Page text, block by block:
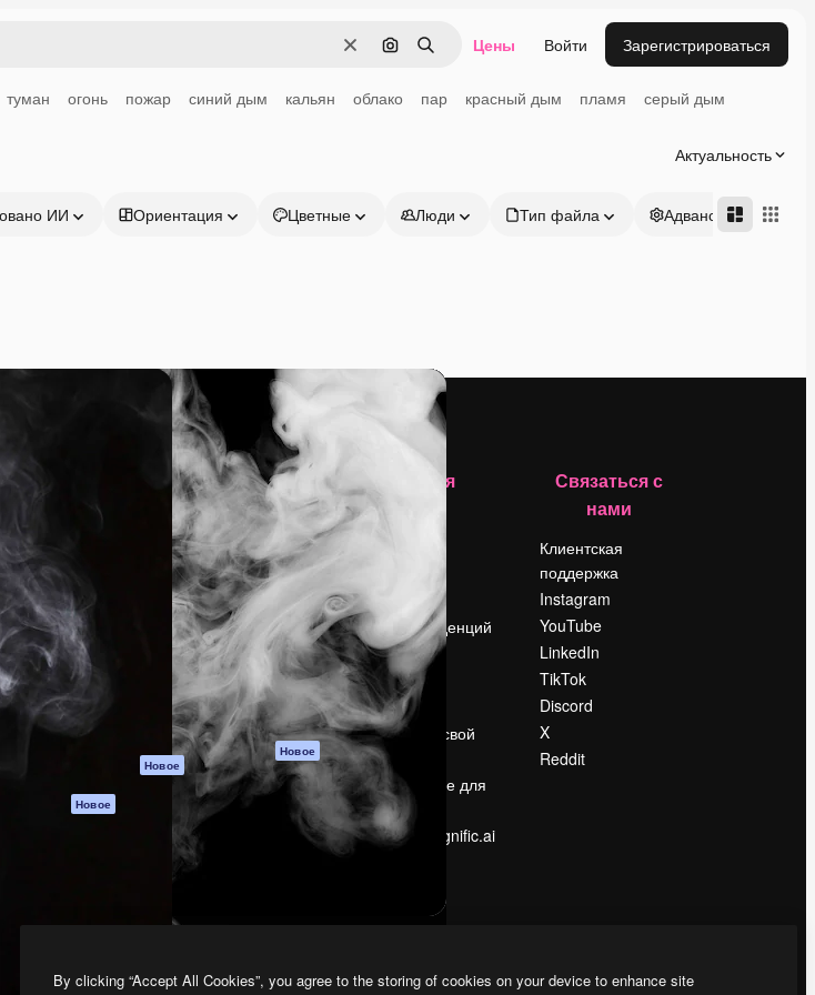
ОчиститьПоиск по изображению
Поиск Цены Войти Зарегистрироваться
туман огонь пожар синий дым кальян облако пар красный дым пламя серый дым
Актуальность
ИИ Ориентация Цветные Люди Тип файла Адвансд
Продукция
ИИ-помощник
Генератор
изображений ИИ
Генератор видео
ИИ
Генератор голоса
на основе ИИ
Стоковый контент
Новое
Новое
Начать
Academy
Документация по
Пакету ИИ
Служба
поддержки
Условия и
положения
Политика
конфиденциальности
Оригиналы Новое
Политика файлов
cookie
Центр доверия
Партнеры
Компания
Поиск тенденций
Блог
События
Slidesgo
Продайте свой
контент
Помещение для
прессы
Ищете magnific.ai
Связаться с
нами
Клиентская
поддержка
Instagram
YouTube
LinkedIn
TikTok
Discord
X
Reddit
By clicking “Accept All Cookies”, you agree to the storing of cookies on your device to enhance site